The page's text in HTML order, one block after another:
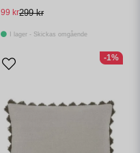
299 kr
99 kr
I lager - Skickas omgående
-1%